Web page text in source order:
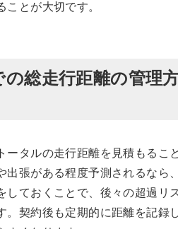
とが大切です。
総走行距離の管理
ータルの走行距離を見積もるこ
出張がある程度予測されるなら
しておくことで、後々の超過リ
。契約後も定期的に距離を記録